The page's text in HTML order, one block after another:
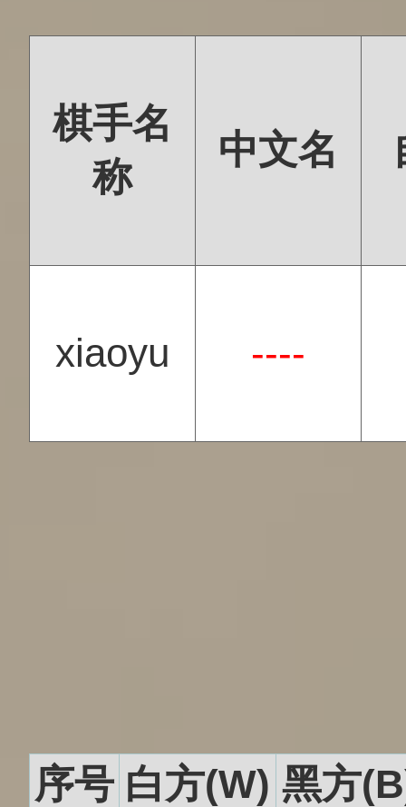
棋手名
称
中文名
xiaoyu ----
序号 白方(W) 黑方